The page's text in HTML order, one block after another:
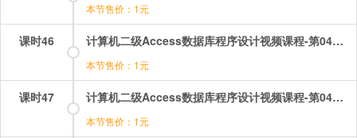
本节售价：1元
课时46 计算机二级Access数据库程序设计视频课程-第04章-4.1窗体概述.mp4
本节售价：1元
课时47 计算机二级Access数据库程序设计视频课程-第04章-4.2创建窗体.mp4
本节售价：1元